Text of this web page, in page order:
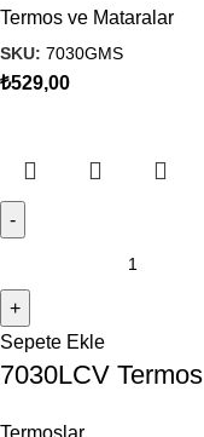
Termos ve Mataralar
SKU: 7030GMS
₺529,00
Sepete Ekle
7030LCV Termos
Termoslar